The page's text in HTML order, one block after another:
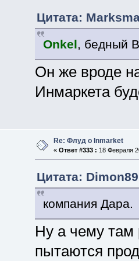
Цитата:
Onkel, бедный
Он же вроде
Инмаркета
Re: Флуд о Inmarket
« Ответ #333 : 18 Февраля
Цитата:
компания Дара.
Ну а чему там
пытаются